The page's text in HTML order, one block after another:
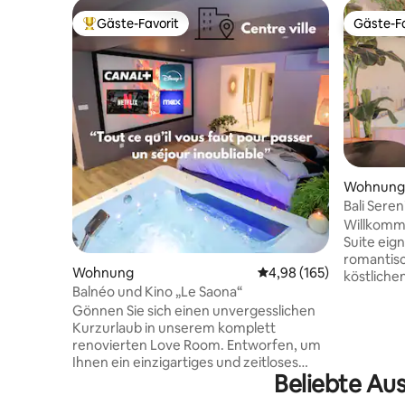
Beliebter Gäste-Favorit.
Gäste-Favorit
Wohnung Durchschnittliche
4,98 (165)
Balnéo und Kino „Le Saona“
Gönnen Sie sich einen unvergesslichen
Kurzurlaub in unserem komplett
renovierten Love Room. Entworfen, um
Ihnen ein einzigartiges und zeitloses
Erlebnis zu bieten. Diese intime und
einladende Unterkunft verfügt über eine
Gäste-
Gäste-
Wohnung
Bali
Cocon
Suite
köstlichen
entfernt! Weitere Optionen, die nach der
Buchung
Beliebte